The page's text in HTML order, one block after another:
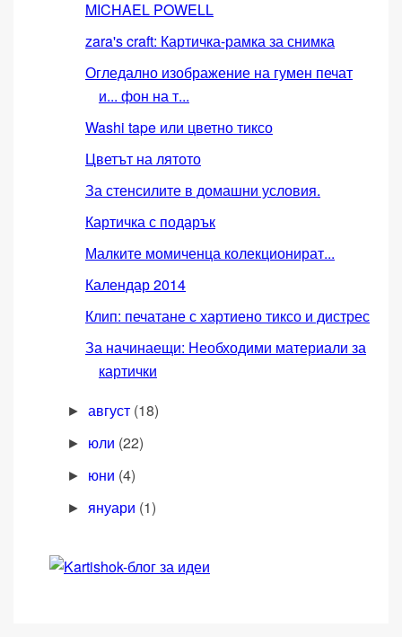
MICHAEL POWELL
zara's craft: Картичка-рамка за снимка
Огледално изображение на гумен печат
и... фон на т...
Washi tape или цветно тиксо
Цветът на лятото
За стенсилите в домашни условия.
Картичка с подарък
Малките момиченца колекционират...
Календар 2014
Клип: печатане с хартиено тиксо и дистрес
За начинаещи: Необходими материали за
картички
►август (18)
► юли (22)
► юни (4)
► януари (1)